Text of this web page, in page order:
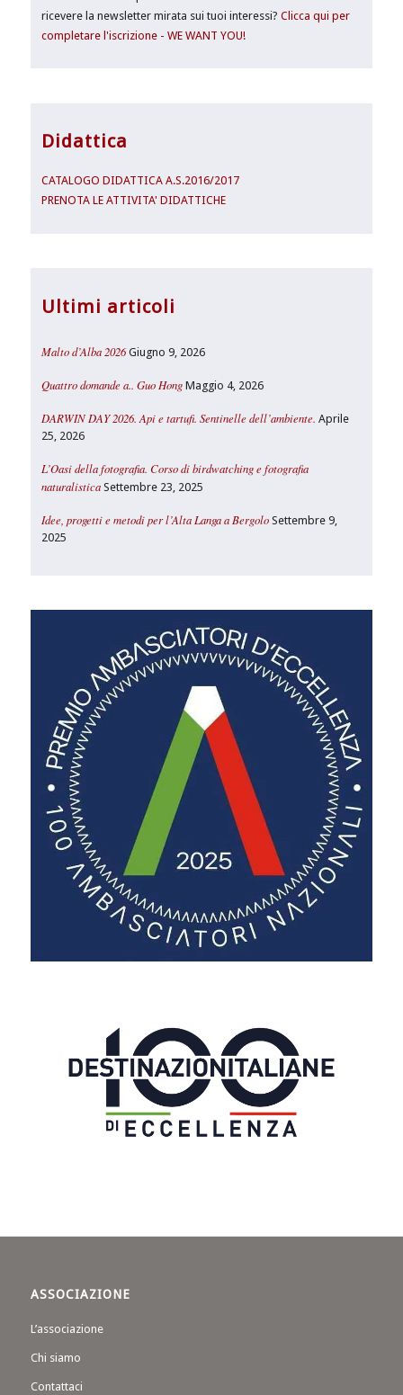
ricevere la newsletter mirata sui tuoi interessi?Clicca qui per
completare l'iscrizione - WE WANT YOU!
Didattica
CATALOGO DIDATTICA A.S.2016/2017
PRENOTA LE ATTIVITA' DIDATTICHE
Ultimi articoli
Malto d’Alba 2026 Giugno 9, 2026
Quattro domande a.. Guo Hong Maggio 4, 2026
DARWIN DAY 2026. Api e tartufi. Sentinelle dell’ambiente. Aprile
25, 2026
L’Oasi della fotografia. Corso di birdwatching e fotografia
naturalistica Settembre 23, 2025
Idee, progetti e metodi per l’Alta Langa a Bergolo Settembre 9,
2025
ASSOCIAZIONE
L’associazione
Chi siamo
Contattaci